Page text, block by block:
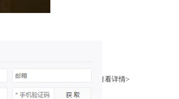
查看详情>